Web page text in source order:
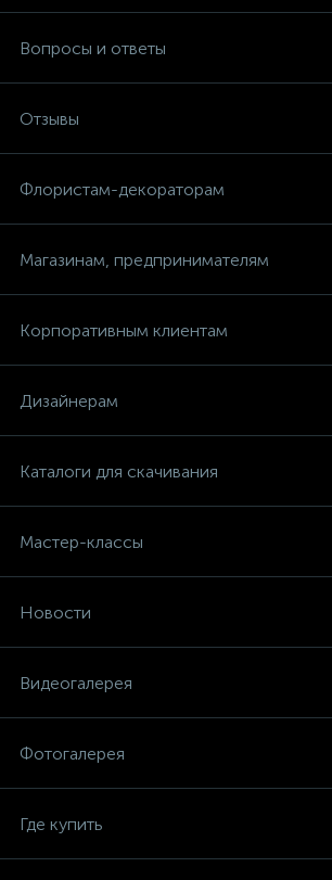
Вопросы и ответы
Отзывы
Флористам-декораторам
Магазинам, предпринимателям
Корпоративным клиентам
Дизайнерам
Каталоги для скачивания
Мастер-классы
Новости
Видеогалерея
Фотогалерея
Где купить